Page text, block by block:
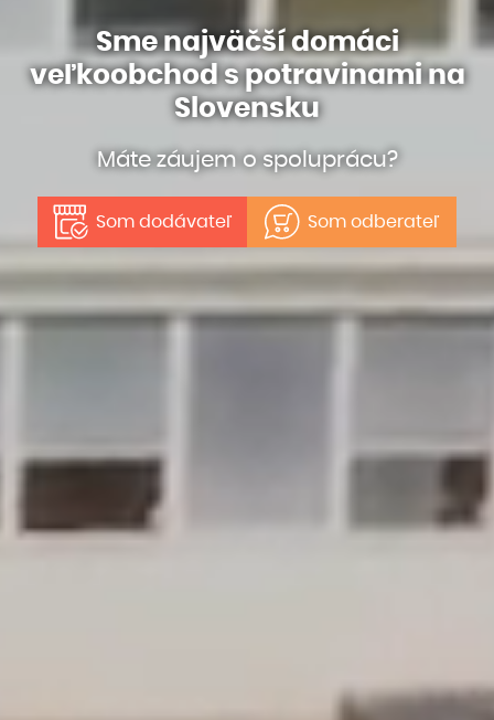
Sme najväčší domáci
veľkoobchod s potravinami na
Slovensku
Máte záujem o spoluprácu?
Som dodávateľ Som odberateľ